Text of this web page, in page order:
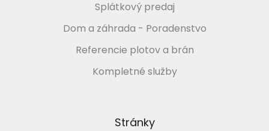
Splátkový predaj
Dom a záhrada - Poradenstvo
Referencie plotov a brán
Kompletné služby
Stránky